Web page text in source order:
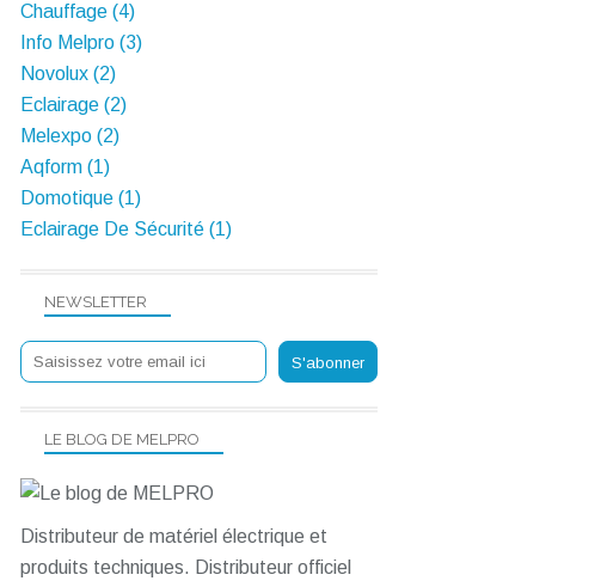
NEWSLETTER
LE BLOG DE MELPRO
Distributeur de matériel électrique et
produits techniques. Distributeur officiel
Chauffage (4)
Info Melpro (3)
Novolux (2)
Eclairage (2)
Melexpo (2)
Aqform (1)
Domotique (1)
Eclairage De Sécurité (1)